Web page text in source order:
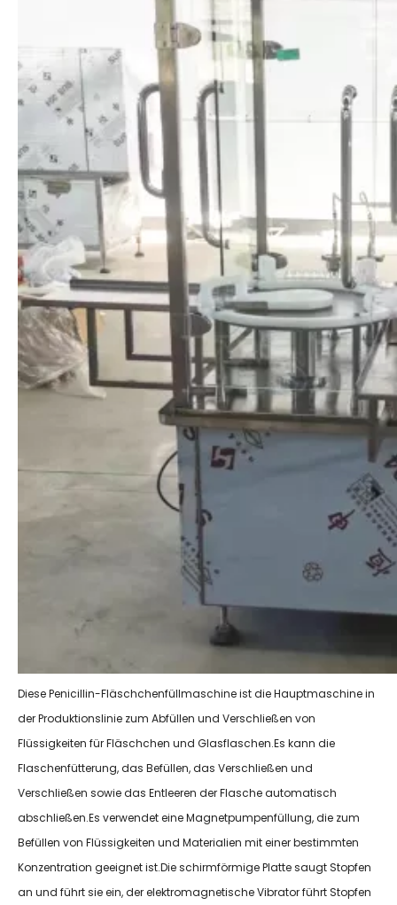
Diese Penicillin-Fläschchenfüllmaschine ist die Hauptmaschine in
der Produktionslinie zum Abfüllen und Verschließen von
Flüssigkeiten für Fläschchen und Glasflaschen.Es kann die
Flaschenfütterung, das Befüllen, das Verschließen und
Verschließen sowie das Entleeren der Flasche automatisch
abschließen.Es verwendet eine Magnetpumpenfüllung, die zum
Befüllen von Flüssigkeiten und Materialien mit einer bestimmten
Konzentration geeignet ist.Die schirmförmige Platte saugt Stopfen
an und führt sie ein, der elektromagnetische Vibrator führt Stopfen